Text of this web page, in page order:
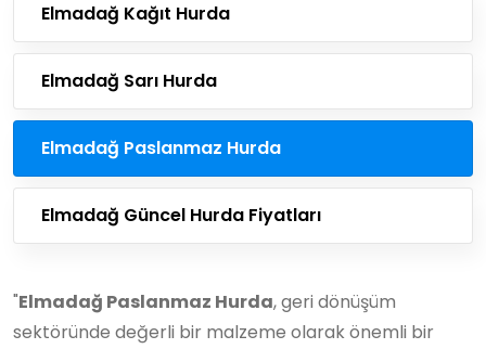
Elmadağ Kağıt Hurda
Elmadağ Sarı Hurda
Elmadağ Paslanmaz Hurda
Elmadağ Güncel Hurda Fiyatları
"Elmadağ Paslanmaz Hurda, geri dönüşüm
sektöründe değerli bir malzeme olarak önemli bir